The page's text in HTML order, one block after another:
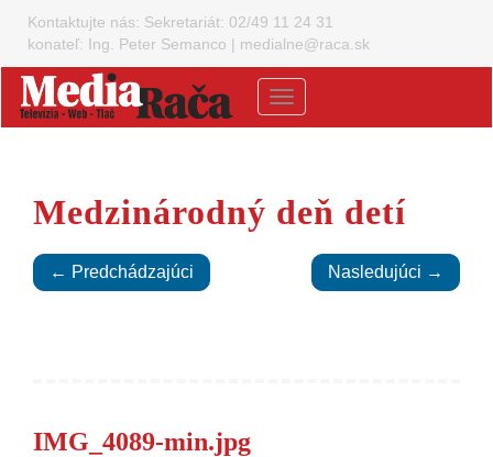
Kontaktujte nás: Sekretariát: 02/49 11 24 31
konateľ: Ing. Peter Semanco | medialne@raca.sk
Menu
Medzinárodný deň detí
← Predchádzajúci Nasledujúci →
IMG_4089-min.jpg